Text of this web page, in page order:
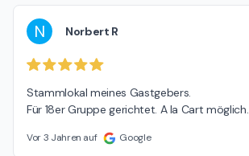
N Norbert R
Stammlokal meines Gastgebers.
Für 18er Gruppe gerichtet. A la Cart möglich.
Vor 3 Jahren auf Google